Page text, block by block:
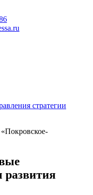
стратегии
«Покровское-
развития